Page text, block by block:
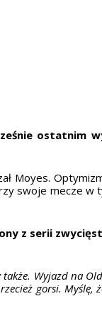
ostatnim
Moyes.
swoje mecze w
z serii
Wyjazd na
gorsi. Myślę,